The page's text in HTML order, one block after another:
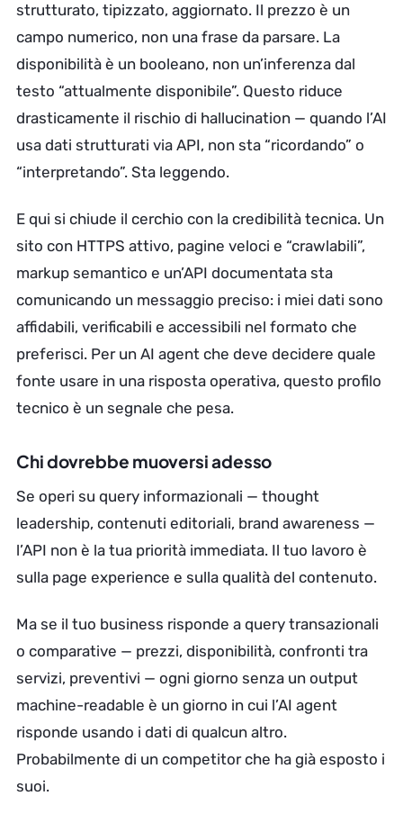
strutturato, tipizzato, aggiornato. Il prezzo è un
campo numerico, non una frase da parsare. La
disponibilità è un booleano, non un’inferenza dal
testo “attualmente disponibile”. Questo riduce
drasticamente il rischio di hallucination — quando l’AI
usa dati strutturati via API, non sta “ricordando” o
“interpretando”. Sta leggendo.
E qui si chiude il cerchio con la credibilità tecnica. Un
sito con HTTPS attivo, pagine veloci e “crawlabili”,
markup semantico e un’API documentata sta
comunicando un messaggio preciso: i miei dati sono
affidabili, verificabili e accessibili nel formato che
preferisci. Per un AI agent che deve decidere quale
fonte usare in una risposta operativa, questo profilo
tecnico è un segnale che pesa.
Chi dovrebbe muoversi adesso
Se operi su query informazionali — thought
leadership, contenuti editoriali, brand awareness —
l’API non è la tua priorità immediata. Il tuo lavoro è
sulla page experience e sulla qualità del contenuto.
Ma se il tuo business risponde a query transazionali
o comparative — prezzi, disponibilità, confronti tra
servizi, preventivi — ogni giorno senza un output
machine-readable è un giorno in cui l’AI agent
risponde usando i dati di qualcun altro.
Probabilmente di un competitor che ha già esposto i
suoi.